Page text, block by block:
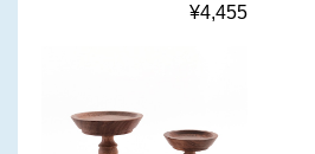
¥4,455